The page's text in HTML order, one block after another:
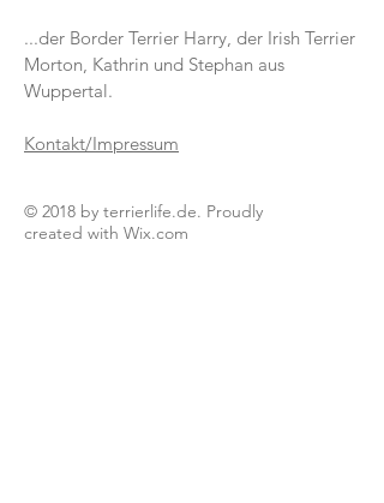
...der Border Terrier Harry, der Irish Terrier
Morton, Kathrin und Stephan aus
Wuppertal.
Kontakt/Impressum
© 2018 by terrierlife.de. Proudly
created with Wix.com